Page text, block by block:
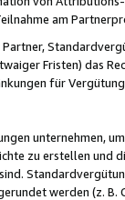
am
Fristen) das
für
unternehmen,
zu erstellen und
werden (z.